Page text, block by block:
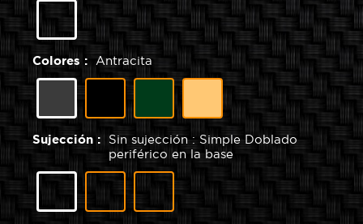
Poliéster
gr/m²
Colores : Antracita
Antracita Negro Arena
Sujección : Sin sujección : Simple Doblado
periférico en la base
:
Elástico
la
Correa
con
cierre